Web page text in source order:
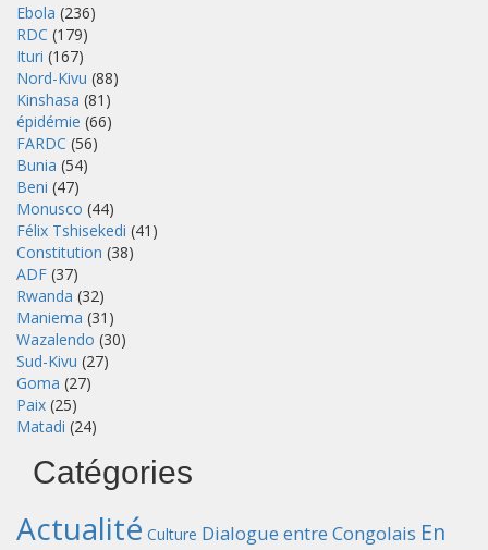
Ebola (236)
RDC (179)
Ituri (167)
Nord-Kivu (88)
Kinshasa (81)
épidémie (66)
FARDC (56)
Bunia (54)
Beni (47)
Monusco (44)
Félix Tshisekedi (41)
Constitution (38)
ADF (37)
Rwanda (32)
Maniema (31)
Wazalendo (30)
Sud-Kivu (27)
Goma (27)
Paix (25)
Matadi (24)
Catégories
Actualité Culture Dialogue entre Congolais En